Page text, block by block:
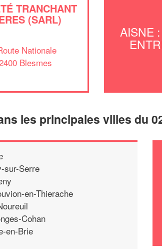
TRANCHANT
(SARL)
Nationale
Blesmes
AISNE
les principales villes du
sur-Serre
en-Thierache
Cohan
en-Brie